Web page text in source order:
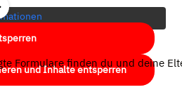
und Inhalte entsperren
Formulare finden du und deine